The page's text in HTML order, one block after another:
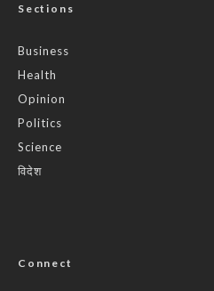
Sections
Business
Health
Opinion
Politics
Science
विदेश
Connect